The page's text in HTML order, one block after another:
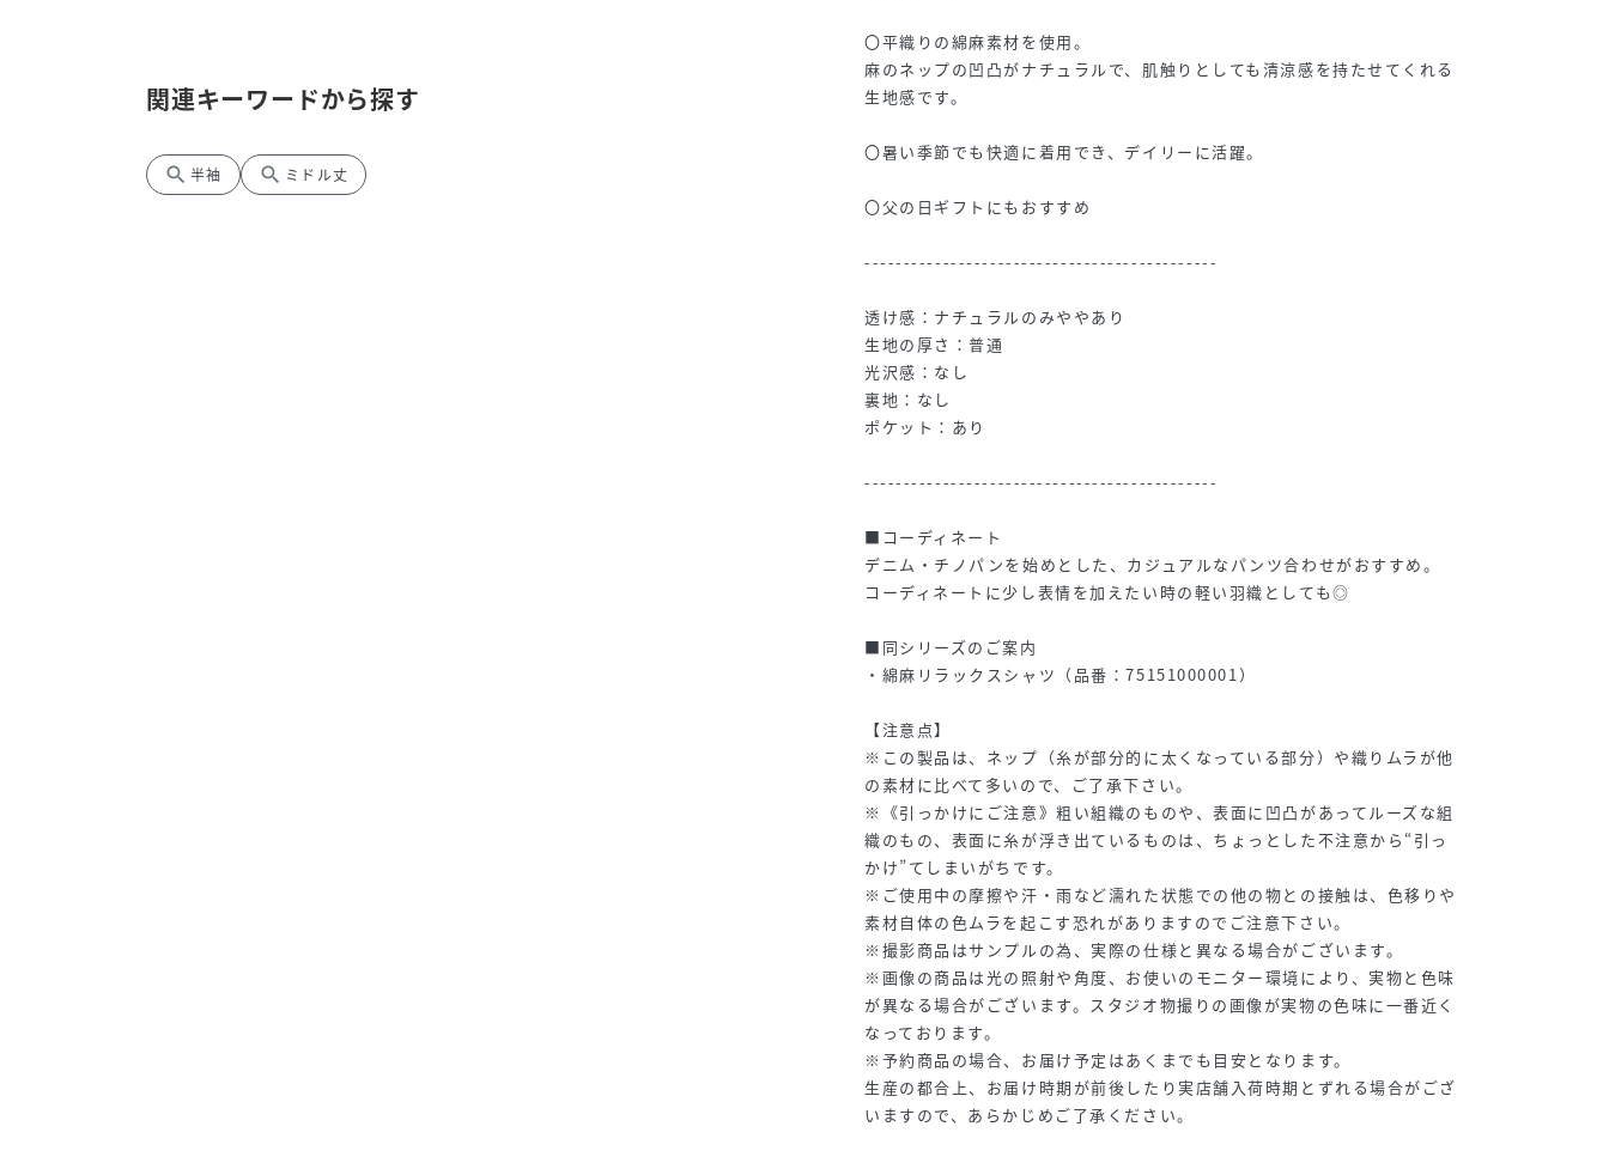
関連キーワードから探す
search 半袖 search ミドル丈
〇平織りの綿麻素材を使用。
麻のネップの凹凸がナチュラルで、肌触りとしても清涼感を持たせてくれる
生地感です。
〇暑い季節でも快適に着用でき、デイリーに活躍。
〇父の日ギフトにもおすすめ
---------------------------------------------
透け感：ナチュラルのみややあり
生地の厚さ：普通
光沢感：なし
裏地：なし
ポケット：あり
---------------------------------------------
■コーディネート
デニム・チノパンを始めとした、カジュアルなパンツ合わせがおすすめ。
コーディネートに少し表情を加えたい時の軽い羽織としても◎
■同シリーズのご案内
・綿麻リラックスシャツ（品番：75151000001）
【注意点】
※この製品は、ネップ（糸が部分的に太くなっている部分）や織りムラが他
の素材に比べて多いので、ご了承下さい。
※《引っかけにご注意》粗い組織のものや、表面に凹凸があってルーズな組
織のもの、表面に糸が浮き出ているものは、ちょっとした不注意から“引っ
かけ”てしまいがちです。
※ご使用中の摩擦や汗・雨など濡れた状態での他の物との接触は、色移りや
素材自体の色ムラを起こす恐れがありますのでご注意下さい。
※撮影商品はサンプルの為、実際の仕様と異なる場合がございます。
※画像の商品は光の照射や角度、お使いのモニター環境により、実物と色味
が異なる場合がございます。スタジオ物撮りの画像が実物の色味に一番近く
なっております。
※予約商品の場合、お届け予定はあくまでも目安となります。
生産の都合上、お届け時期が前後したり実店舗入荷時期とずれる場合がござ
いますので、あらかじめご了承ください。